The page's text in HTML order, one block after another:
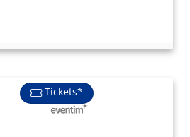
Tickets*